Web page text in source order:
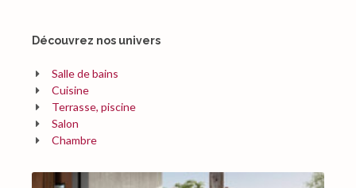
Découvrez nos univers
Salle de bains
Cuisine
Terrasse, piscine
Salon
Chambre